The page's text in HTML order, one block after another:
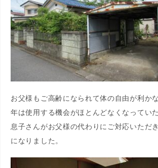
お父様もご高齢になられて体の自由が利か
年は使用する機会がほとんどなくなってい
息子さんがお父様の代わりにご対応いただ
になりました。